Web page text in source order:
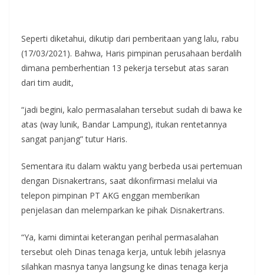
Seperti diketahui, dikutip dari pemberitaan yang lalu, rabu
(17/03/2021). Bahwa, Haris pimpinan perusahaan berdalih
dimana pemberhentian 13 pekerja tersebut atas saran
dari tim audit,
“jadi begini, kalo permasalahan tersebut sudah di bawa ke
atas (way lunik, Bandar Lampung), itukan rentetannya
sangat panjang” tutur Haris.
Sementara itu dalam waktu yang berbeda usai pertemuan
dengan Disnakertrans, saat dikonfirmasi melalui via
telepon pimpinan PT AKG enggan memberikan
penjelasan dan melemparkan ke pihak Disnakertrans.
“Ya, kami dimintai keterangan perihal permasalahan
tersebut oleh Dinas tenaga kerja, untuk lebih jelasnya
silahkan masnya tanya langsung ke dinas tenaga kerja